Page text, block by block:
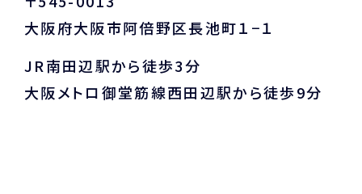
大阪府大阪市阿倍野区長池町１−１
JR南田辺駅から徒歩3分
大阪メトロ御堂筋線西田辺駅から徒歩9分